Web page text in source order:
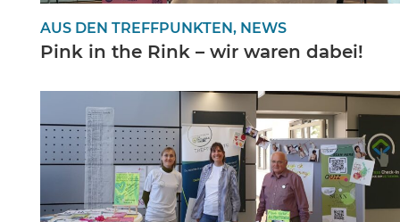
AUS DEN TREFFPUNKTEN, NEWS
Pink in the Rink – wir waren dabei!